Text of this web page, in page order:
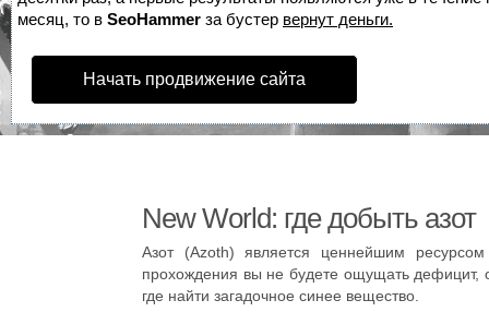
месяц, то в SeoHammer за бустер вернут деньги.
Начать продвижение сайта
New World: где добыть азот
Азот (Azoth) является ценнейшим
прохождения вы не будете ощущать дефицит,
где найти загадочное синее вещество.